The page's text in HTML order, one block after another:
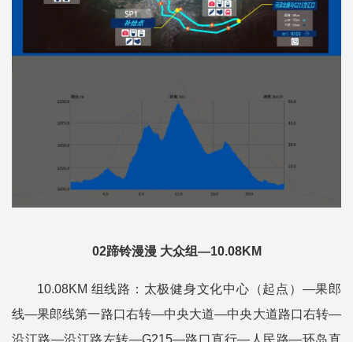
02蹄铃漫漫 大众组—10.08KM
10.08KM 组线路：太极健身文化中心（起点）—果郎
线—果郎线第一路口右转—中央大道—中央大道路口右转—